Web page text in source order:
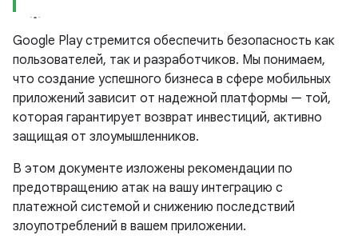
Google Play стремится обеспечить безопасность как
пользователей, так и разработчиков. Мы понимаем,
что создание успешного бизнеса в сфере мобильных
приложений зависит от надежной платформы — той,
которая гарантирует возврат инвестиций, активно
защищая от злоумышленников.
В этом документе изложены рекомендации по
предотвращению атак на вашу интеграцию с
платежной системой и снижению последствий
злоупотреблений в вашем приложении.